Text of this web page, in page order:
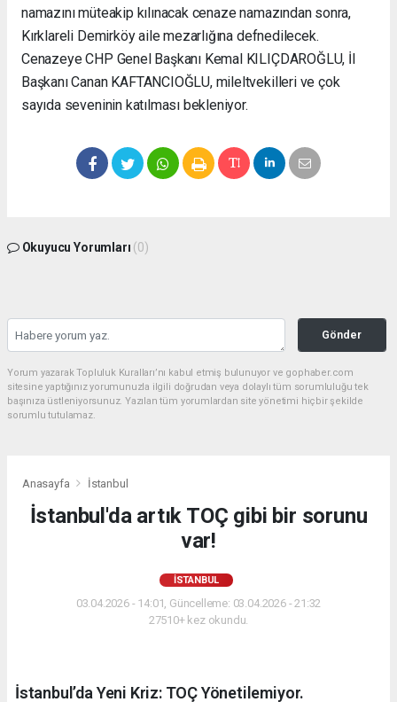
namazını müteakip kılınacak cenaze namazından sonra,
Kırklareli Demirköy aile mezarlığına defnedilecek.
Cenazeye CHP Genel Başkanı Kemal KILIÇDAROĞLU, İl
Başkanı Canan KAFTANCIOĞLU, mileltvekilleri ve çok
sayıda seveninin katılması bekleniyor.
Okuyucu Yorumları (0)
Gönder
Yorum yazarak Topluluk Kuralları’nı kabul etmiş bulunuyor ve gophaber.com
sitesine yaptığınız yorumunuzla ilgili doğrudan veya dolaylı tüm sorumluluğu tek
başınıza üstleniyorsunuz. Yazılan tüm yorumlardan site yönetimi hiçbir şekilde
sorumlu tutulamaz.
Anasayfa İstanbul
İstanbul'da artık TOÇ gibi bir sorunu
var!
İSTANBUL
03.04.2026 - 14:01, Güncelleme: 03.04.2026 - 21:32
27510+ kez okundu.
İstanbul’da Yeni Kriz: TOÇ Yönetilemiyor.